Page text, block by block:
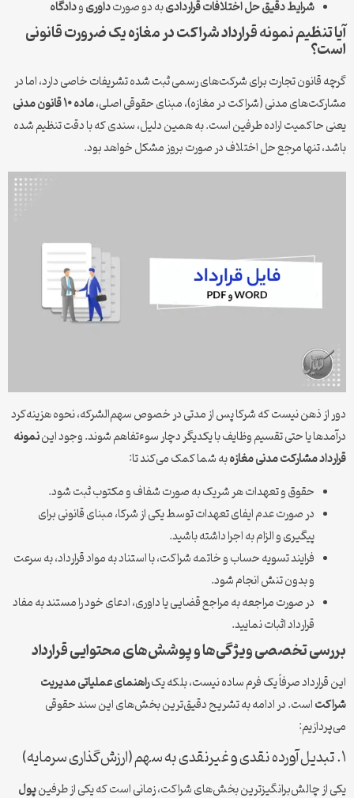
شرایط دقیق حل اختلافات قراردادیبه دو صورتداوریودادگاه
آیا تنظیم نمونه قرارداد شراکت در مغازه یک ضرورت قانونی
است؟
گرچه قانون تجارت برای شرکت‌های رسمی ثبت شده تشریفات خاصی دارد، اما در
مشارکت‌های مدنی (شراکت در مغازه)، مبنای حقوقی اصلی،ماده ۱۰ قانون مدنی
یعنی حاکمیت اراده طرفین است. به همین دلیل، سندی که با دقت تنظیم شده
باشد، تنها مرجع حل اختلاف در صورت بروز مشکل خواهد بود.
دور از ذهن نیست که شرکا پس از مدتی در خصوص سهم‌الشرکه، نحوه هزینه‌کرد
درآمدها یا حتی تقسیم وظایف با یکدیگر دچار سوءتفاهم شوند. وجود ایننمونه
قرارداد مشارکت مدنی مغازهبه شما کمک می‌کند تا:
حقوق و تعهدات هر شریک به صورت شفاف و مکتوب ثبت شود.
در صورت عدم ایفای تعهدات توسط یکی از شرکا، مبنای قانونی برای
پیگیری و الزام به اجرا داشته باشید.
فرایند تسویه حساب و خاتمه شراکت، با استناد به مواد قرارداد، به سرعت
و بدون تنش انجام شود.
در صورت مراجعه به مراجع قضایی یا داوری، ادعای خود را مستند به مفاد
قرارداد اثبات نمایید.
بررسی تخصصی ویژگی‌ها و پوشش‌های محتوایی قرارداد
این قرارداد صرفاً یک فرم ساده نیست، بلکه یکراهنمای عملیاتی مدیریت
شراکتاست. در ادامه به تشریح دقیق‌ترین بخش‌های این سند حقوقی
می‌پردازیم:
۱. تبدیل آورده نقدی و غیرنقدی به سهم (ارزش‌گذاری سرمایه)
یکی از چالش‌برانگیزترین بخش‌های شراکت، زمانی است که یکی از طرفینپول